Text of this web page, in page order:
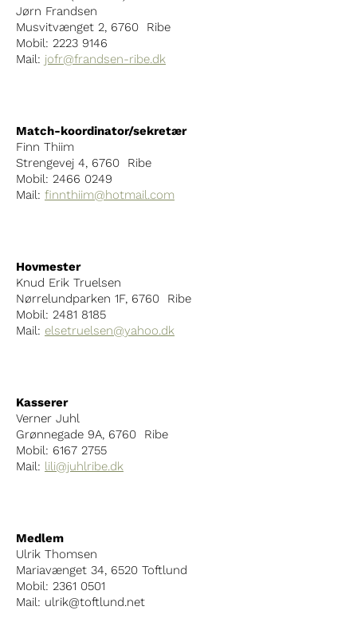
Jørn Frandsen
Musvitvænget 2, 6760 Ribe
Mobil: 2223 9146
Mail: jofr@frandsen-ribe.dk
Match-koordinator/sekretær
Finn Thiim
Strengevej 4, 6760 Ribe
Mobil: 2466 0249
Mail: finnthiim@hotmail.com
Hovmester
Knud Erik Truelsen
Nørrelundparken 1F, 6760 Ribe
Mobil: 2481 8185
Mail: elsetruelsen@yahoo.dk
Kasserer
Verner Juhl
Grønnegade 9A, 6760 Ribe
Mobil: 6167 2755
Mail: lili@juhlribe.dk
Medlem
Ulrik Thomsen
Mariavænget 34, 6520 Toftlund
Mobil: 2361 0501
Mail: ulrik@toftlund.net